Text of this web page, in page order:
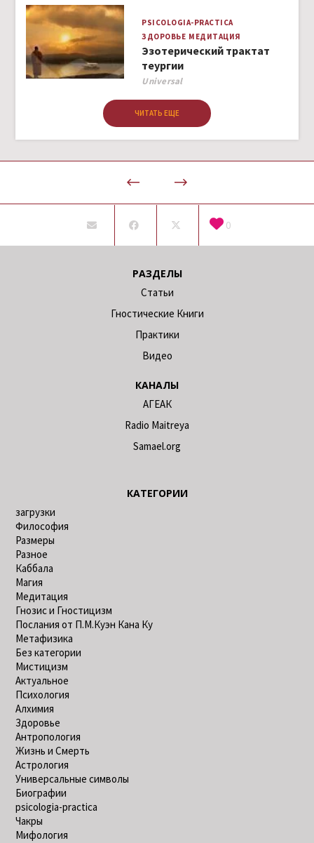
PSICOLOGIA-PRACTICA
ЗДОРОВЬЕ МЕДИТАЦИЯ
Эзотерический трактат
теургии
Author
Universal
ЧИТАТЬ ЕЩЕ
0
РАЗДЕЛЫ
Статьи
Гностические Книги
Практики
Видео
КАНАЛЫ
АГЕАК
Radio Maitreya
Samael.org
КАТЕГОРИИ
загрузки
Философия
Размеры
Разное
Каббала
Магия
Медитация
Гнозис и Гностицизм
Послания от П.М.Куэн Кана Ку
Метафизика
Без категории
Мистицизм
Актуальное
Психология
Алхимия
Здоровье
Антропология
Жизнь и Смерть
Астрология
Универсальные символы
Биографии
psicologia-practica
Чакры
Мифология